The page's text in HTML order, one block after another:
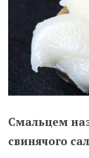
Смальцем
свинячого